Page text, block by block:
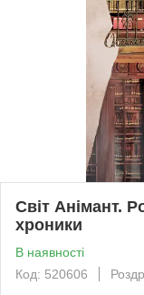
Світ Анімант.
хроники
В наявності
Код: 520606